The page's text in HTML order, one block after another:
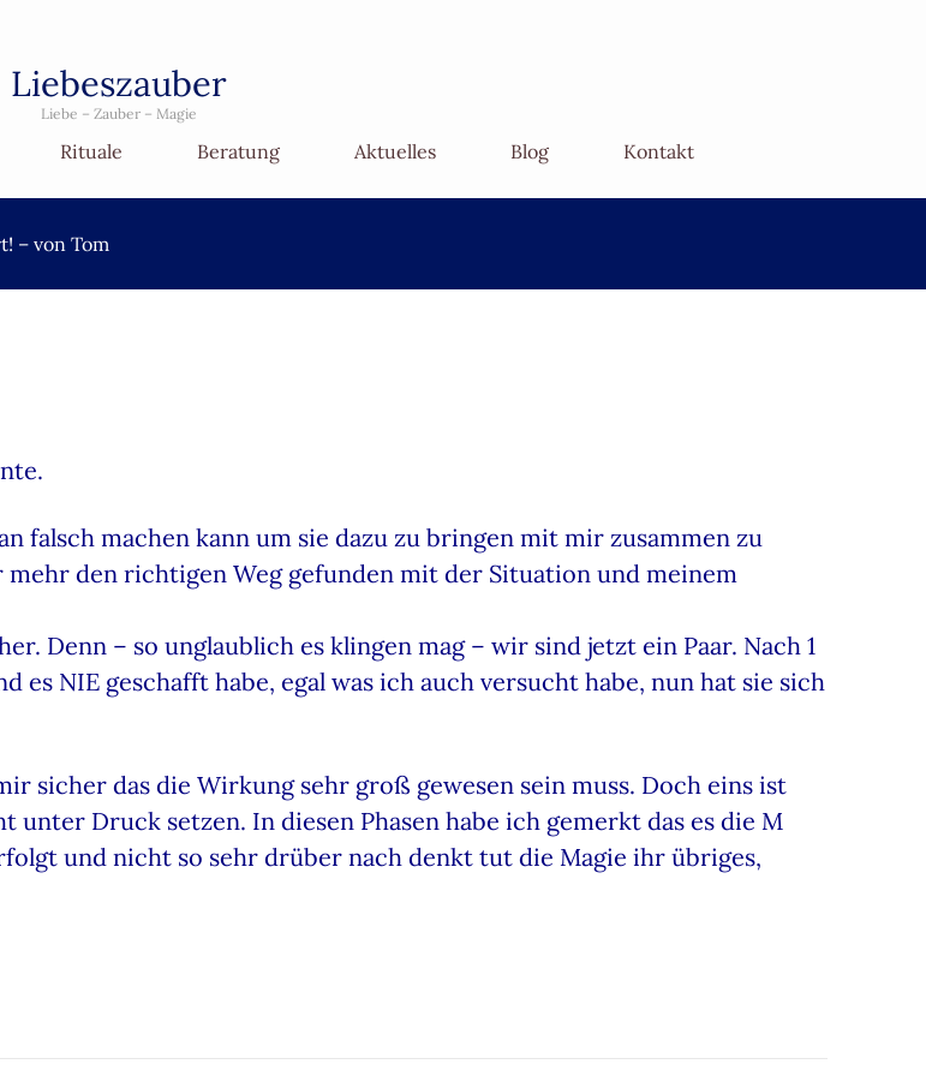
Liebeszauber
Liebe – Zauber – Magie
Rituale Beratung Aktuelles Blog Kontakt
– von Tom
falsch machen kann um sie dazu zu bringen mit mir zusammen zu
mehr den richtigen Weg gefunden mit der Situation und meinem
Denn – so unglaublich es klingen mag – wir sind jetzt ein Paar. Nach 1
NIE geschafft habe, egal was ich auch versucht habe, nun hat sie sich
sicher das die Wirkung sehr groß gewesen sein muss. Doch eins ist
Druck setzen. In diesen Phasen habe ich gemerkt das es die M
und nicht so sehr drüber nach denkt tut die Magie ihr übriges,